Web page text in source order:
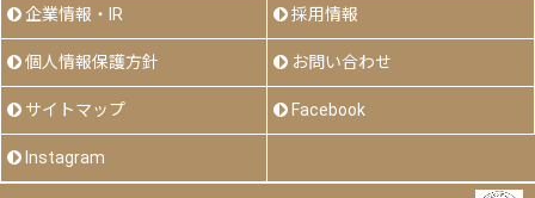
企業情報・IR 採用情報
個人情報保護方針 お問い合わせ
サイトマップ Facebook
Instagram